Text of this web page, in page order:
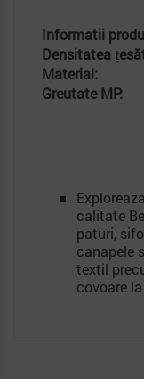
Informatii
Densitatea
Material:
Greutate MP:
calitate
paturi,
canapele
textil
covoare